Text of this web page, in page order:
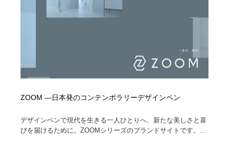
ZOOM —日本発のコンテンポラリーデザインペン
デザインペンで現代を生きる一人ひとりへ、新たな美しさと喜
びを届けるために。ZOOMシリーズのブランドサイトです。...